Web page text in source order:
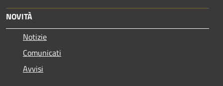
NOVITÀ
Notizie
Comunicati
Avvisi